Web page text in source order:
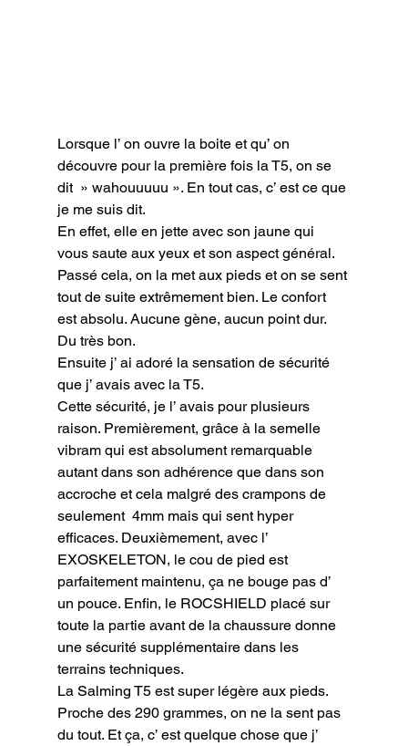
Lorsque l’ on ouvre la boite et qu’ on
découvre pour la première fois la T5, on se
dit  » wahouuuuu ». En tout cas, c’ est ce que
je me suis dit.
En effet, elle en jette avec son jaune qui
vous saute aux yeux et son aspect général.
Passé cela, on la met aux pieds et on se sent
tout de suite extrêmement bien. Le confort
est absolu. Aucune gène, aucun point dur.
Du très bon.
Ensuite j’ ai adoré la sensation de sécurité
que j’ avais avec la T5.
Cette sécurité, je l’ avais pour plusieurs
raison. Premièrement, grâce à la semelle
vibram qui est absolument remarquable
autant dans son adhérence que dans son
accroche et cela malgré des crampons de
seulement  4mm mais qui sent hyper
efficaces. Deuxièmement, avec l’
EXOSKELETON, le cou de pied est
parfaitement maintenu, ça ne bouge pas d’
un pouce. Enfin, le ROCSHIELD placé sur
toute la partie avant de la chaussure donne
une sécurité supplémentaire dans les
terrains techniques.
La Salming T5 est super légère aux pieds.
Proche des 290 grammes, on ne la sent pas
du tout. Et ça, c’ est quelque chose que j’